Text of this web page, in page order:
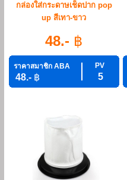
กล่องใส่กระดาษเช็ดปาก pop
up สีเทา-ขาว
48.- ฿
ราคาสมาชิก ABA PV
48.- ฿ 5